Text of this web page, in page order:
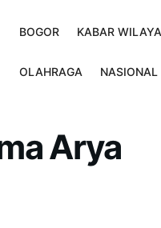
BOGOR KABAR
OLAHRAGA NASIONAL
Arya